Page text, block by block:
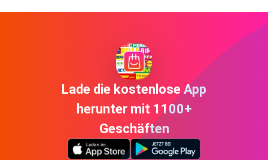
Lade die kostenlose App
herunter mit 1100+
Geschäften